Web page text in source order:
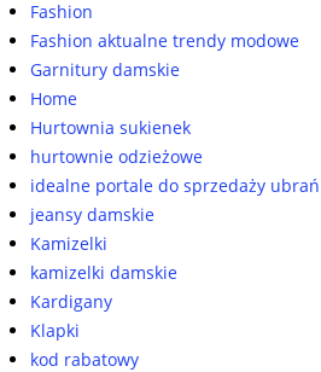
Fashion
Fashion aktualne trendy modowe
Garnitury damskie
Home
Hurtownia sukienek
hurtownie odzieżowe
idealne portale do sprzedaży ubrań
jeansy damskie
Kamizelki
kamizelki damskie
Kardigany
Klapki
kod rabatowy